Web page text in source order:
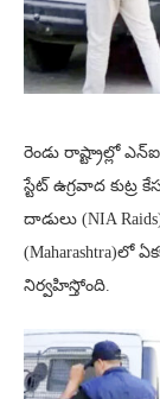
రెండు రాష్ట్రాల్లో
స్టేట్ ఉగ్రవాద కుట్ర
దాడులు (NIA
(Maharashtra)లో
నిర్వహిస్తోంది.